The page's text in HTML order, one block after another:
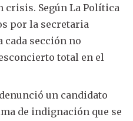
crisis. Según La Política
por la secretaria
cada sección no
total en el
un candidato
de indignación que se